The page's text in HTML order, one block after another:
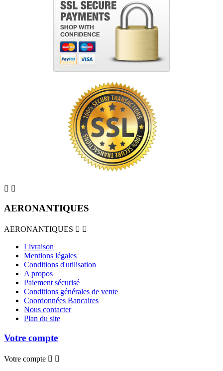
 
AERONANTIQUES
AERONANTIQUES  
Livraison
Mentions légales
Conditions d'utilisation
A propos
Paiement sécurisé
Conditions générales de vente
Coordonnées Bancaires
Nous contacter
Plan du site
Votre compte
Votre compte  